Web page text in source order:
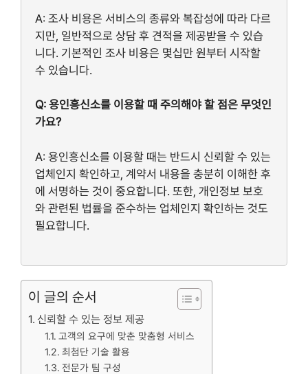
A: 조사 비용은 서비스의 종류와 복잡성에 따라 다르
지만, 일반적으로 상담 후 견적을 제공받을 수 있습
니다. 기본적인 조사 비용은 몇십만 원부터 시작할
수 있습니다.
Q: 용인흥신소를 이용할 때 주의해야 할 점은 무엇인
가요?
A: 용인흥신소를 이용할 때는 반드시 신뢰할 수 있는
업체인지 확인하고, 계약서 내용을 충분히 이해한 후
에 서명하는 것이 중요합니다. 또한, 개인정보 보호
와 관련된 법률을 준수하는 업체인지 확인하는 것도
필요합니다.
이 글의 순서
신뢰할 수 있는 정보 제공
고객의 요구에 맞춘 맞춤형 서비스
최첨단 기술 활용
전문가 팀 구성